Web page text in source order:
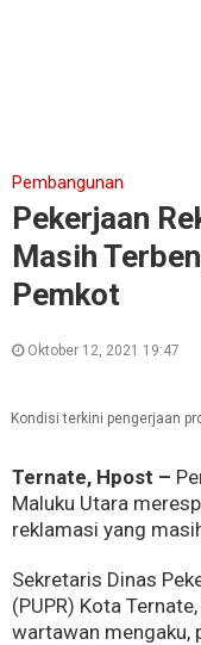
Pembangunan
Pekerjaan
Masih
Pemkot
Oktober 12, 2021 19:47
Kondisi terkini pengerjaan
Ternate, Hpost –
Maluku Utara
reklamasi yang
Sekretaris Dinas
(PUPR) Kota
wartawan mengaku,